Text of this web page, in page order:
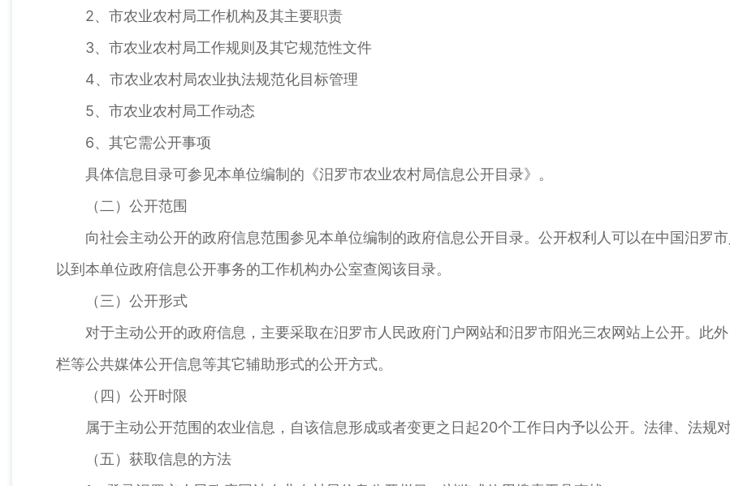
2、市农业农村局工作机构及其主要职责
3、市农业农村局工作规则及其它规范性文件
4、市农业农村局农业执法规范化目标管理
5、市农业农村局工作动态
6、其它需公开事项
具体信息目录可参见本单位编制的《汨罗市农业农村局信息公开目录》。
（二）公开范围
向社会主动公开的政府信息范围参见本单位编制的政府信息公开目录。公开权利人可以在中国汨罗
以到本单位政府信息公开事务的工作机构办公室查阅该目录。
（三）公开形式
对于主动公开的政府信息，主要采取在汨罗市人民政府门户网站和汨罗市阳光三农网站上公开。此
栏等公共媒体公开信息等其它辅助形式的公开方式。
（四）公开时限
属于主动公开范围的农业信息，自该信息形成或者变更之日起20个工作日内予以公开。法律、法规
（五）获取信息的方法